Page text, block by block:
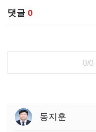
댓글 0
0/0
동지훈